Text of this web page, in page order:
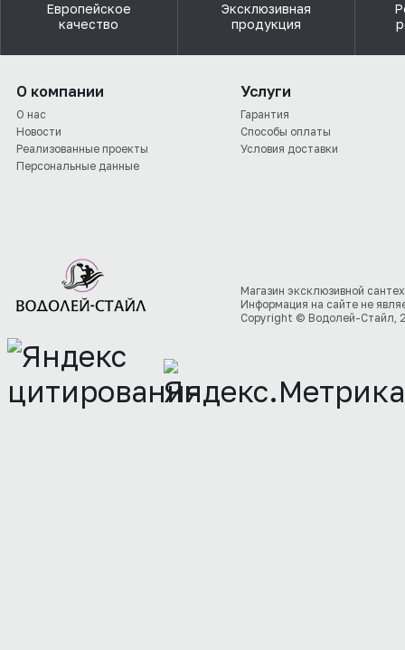
Европейское
качество
Эксклюзивная
продукция
О компании
О нас
Новости
Реализованные проекты
Персональные данные
Услуги
Гарантия
Способы оплаты
Условия доставки
Магазин эксклюзивной
Информация на сайте не
Copyright © Водолей-Стайл,